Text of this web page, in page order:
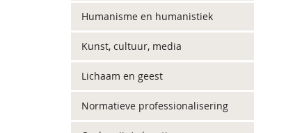
Humanisme en humanistiek
Kunst, cultuur, media
Lichaam en geest
Normatieve professionalisering